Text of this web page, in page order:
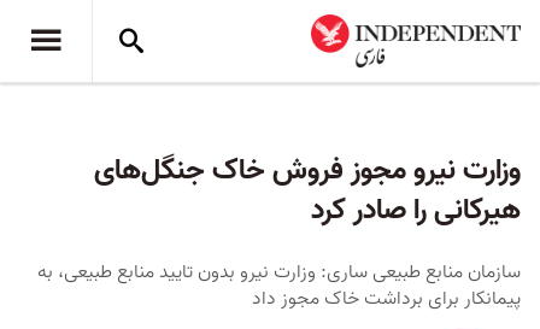
وزارت نیرو مجوز فروش خاک جنگل‌های
هیرکانی را صادر کرد
سازمان منابع طبیعی ساری: وزارت نیرو بدون تایید منابع طبیعی، به
پیمانکار برای برداشت خاک مجوز داد